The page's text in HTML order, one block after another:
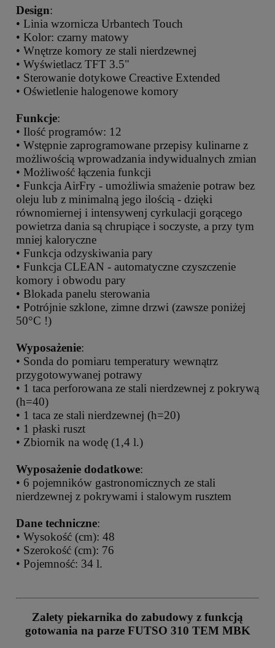
Design:
• Linia wzornicza Urbantech Touch
• Kolor: czarny matowy
• Wnętrze komory ze stali nierdzewnej
• Wyświetlacz TFT 3.5"
• Sterowanie dotykowe Creactive Extended
• Oświetlenie halogenowe komory
Funkcje:
• Ilość programów: 12
• Wstępnie zaprogramowane przepisy kulinarne z
możliwością wprowadzania indywidualnych zmian
• Możliwość łączenia funkcji
• Funkcja AirFry - umożliwia smażenie potraw bez
oleju lub z minimalną jego ilością - dzięki
równomiernej i intensywenj cyrkulacji gorącego
powietrza dania są chrupiące i soczyste, a przy tym
mniej kaloryczne
• Funkcja odzyskiwania pary
• Funkcja CLEAN - automatyczne czyszczenie
komory i obwodu pary
• Blokada panelu sterowania
• Potrójnie szklone, zimne drzwi (zawsze poniżej
50°C !)
Wyposażenie:
• Sonda do pomiaru temperatury wewnątrz
przygotowywanej potrawy
• 1 taca perforowana ze stali nierdzewnej z pokrywą
(h=40)
• 1 taca ze stali nierdzewnej (h=20)
• 1 płaski ruszt
• Zbiornik na wodę (1,4 l.)
Wyposażenie dodatkowe:
• 6 pojemników gastronomicznych ze stali
nierdzewnej z pokrywami i stalowym rusztem
Dane techniczne:
• Wysokość (cm): 48
• Szerokość (cm): 76
• Pojemność: 34 l.
Zalety piekarnika do zabudowy z funkcją
gotowania na parze FUTSO 310 TEM MBK